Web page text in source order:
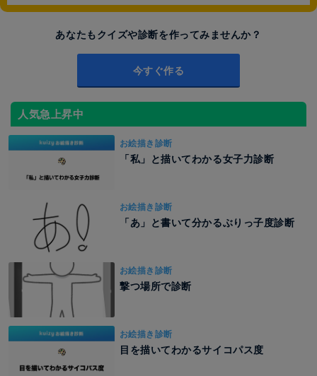
あなたもクイズや診断を作ってみませんか？
今すぐ作る
人気急上昇中
お絵描き診断
「私」と描いてわかる女子力診断
お絵描き診断
「あ」と書いて分かるぶりっ子度診断
お絵描き診断
撃つ場所で診断
お絵描き診断
目を描いてわかるサイコパス度